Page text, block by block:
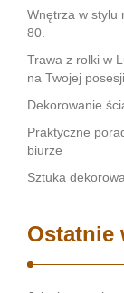
Wnętrza w stylu
80.
Trawa z rolki w
na Twojej posesji
Dekorowanie
Praktyczne
biurze
Sztuka
Ostatnie